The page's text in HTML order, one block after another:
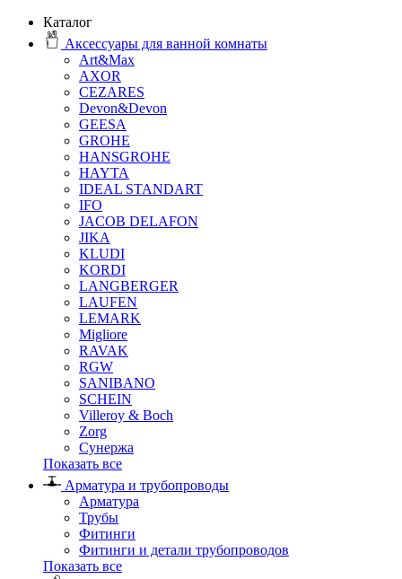
Каталог
Аксессуары для ванной комнаты
Art&Max
AXOR
CEZARES
Devon&Devon
GEESA
GROHE
HANSGROHE
HAYTA
IDEAL STANDART
IFO
JACOB DELAFON
JIKA
KLUDI
KORDI
LANGBERGER
LAUFEN
LEMARK
Migliore
RAVAK
RGW
SANIBANO
SCHEIN
Villeroy & Boch
Zorg
Сунержа
Показать все
Арматура и трубопроводы
Арматура
Трубы
Фитинги
Фитинги и детали трубопроводов
Показать все